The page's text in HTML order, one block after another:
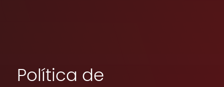
Política de